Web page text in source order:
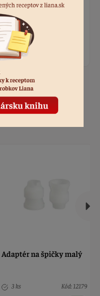
Adaptér na špičky malý
3 ks Kód: 12179